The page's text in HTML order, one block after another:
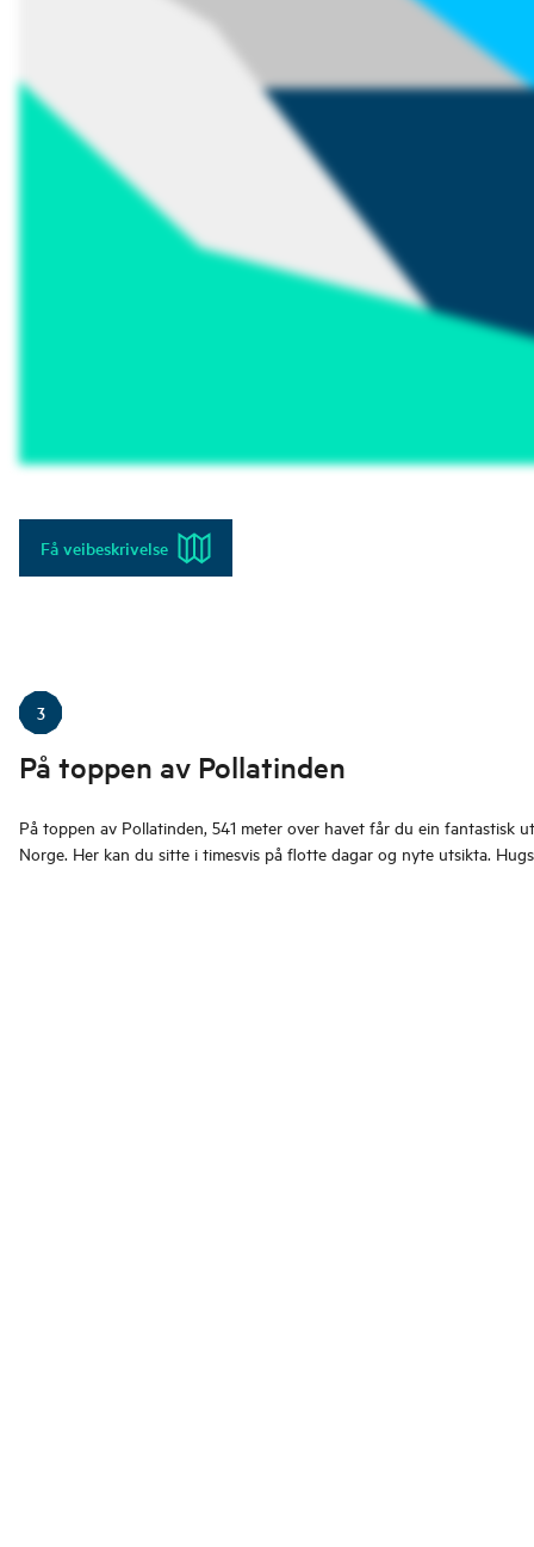
Få veibeskrivelse
3
På toppen av Pollatinden
På toppen av Pollatinden, 541 meter over havet får du ein fantastisk
Norge. Her kan du sitte i timesvis på flotte dagar og nyte utsikta.